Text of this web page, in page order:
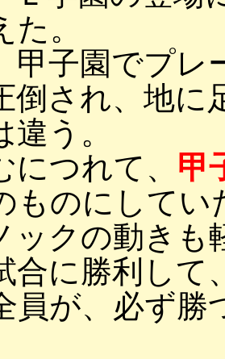
。
甲子園でプレ
倒され、地に
う。
につれて、 甲
ものにしてい
ックの動きも
合に勝利し
員が、必ず勝